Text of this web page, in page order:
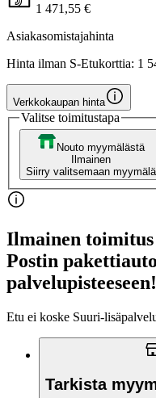
1 471,55 €
Asiakasomistajahinta
Hinta ilman S-Etukorttia: 1
Verkkokaupan hinta
Valitse toimitustapa
Nouto myymälästä
Ilmainen
Siirry valitsemaan myymälä
Ilmainen
Postin
palvelupisteeseen!
Etu ei koske
Tarkista